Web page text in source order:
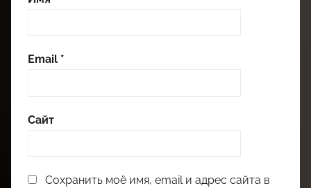
Email *
Сайт
Сохранить моё имя, email и адрес сайта в